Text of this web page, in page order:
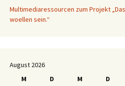
Multimediaressourcen zum Projekt
woellen sein.“
August 2026
M
D M D